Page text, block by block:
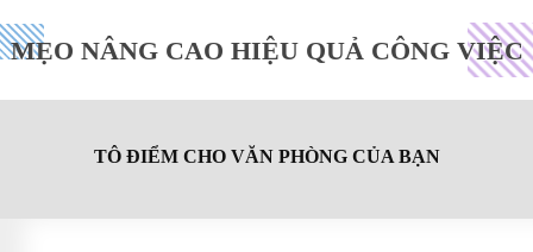
MẸO NÂNG CAO HIỆU QUẢ CÔNG VIỆC
TÔ ĐIỂM CHO VĂN PHÒNG CỦA BẠN